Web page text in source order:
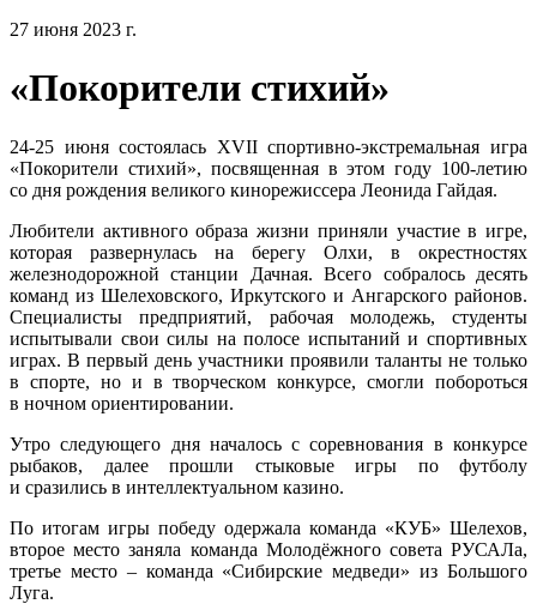
27 июня 2023 г.
«Покорители стихий»
24-25 июня состоялась XVII спортивно-экстремальная игра
«Покорители стихий», посвященная в этом году 100-летию
со дня рождения великого кинорежиссера Леонида Гайдая.
Любители активного образа жизни приняли участие в игре,
которая развернулась на берегу Олхи, в окрестностях
железнодорожной станции Дачная. Всего собралось десять
команд из Шелеховского, Иркутского и Ангарского районов.
Специалисты предприятий, рабочая молодежь, студенты
испытывали свои силы на полосе испытаний и спортивных
играх. В первый день участники проявили таланты не только
в спорте, но и в творческом конкурсе, смогли побороться
в ночном ориентировании.
Утро следующего дня началось с соревнования в конкурсе
рыбаков, далее прошли стыковые игры по футболу
и сразились в интеллектуальном казино.
По итогам игры победу одержала команда «КУБ» Шелехов,
второе место заняла команда Молодёжного совета РУСАЛа,
третье место – команда «Сибирские медведи» из Большого
Луга.